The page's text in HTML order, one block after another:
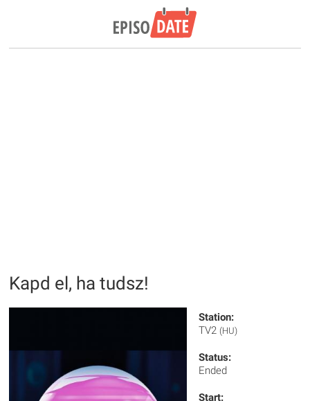
Kapd el, ha tudsz!
Station:
TV2 (HU)
Status:
Ended
Start: